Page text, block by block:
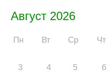
Август 2026
Пн Вт Ср Чт
3
4 5 6